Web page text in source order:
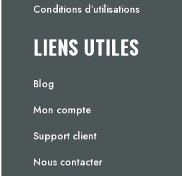
Conditions d’utilisations
LIENS UTILES
Blog
Mon compte
Support client
Nous contacter